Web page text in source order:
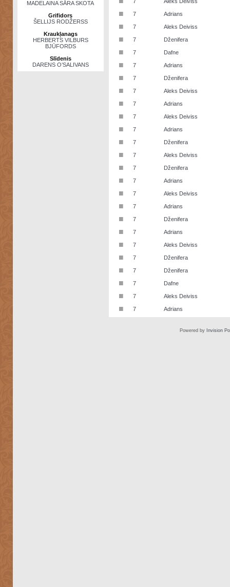
MADELAINA SĀRA SKOTA
Grifidors
ŠELLIJS RODŽERSS
Kraukļanags
HERBERTS VILBURS
BJŪFORDS
Slīdenis
DARENS O’SALIVANS
■ 7 Adrians
■ 7 Aleks Deiviss
■ 7 Dženifera
■ 7 Dafne
■ 7 Adrians
■ 7 Dženifera
■ 7 Aleks Deiviss
■ 7 Adrians
■ 7 Aleks Deiviss
■ 7 Adrians
■ 7 Dženifera
■ 7 Aleks Deiviss
■ 7 Dženifera
■ 7 Adrians
■ 7 Aleks Deiviss
■ 7 Adrians
■ 7 Dženifera
■ 7 Adrians
■ 7 Aleks Deiviss
■ 7 Dženifera
■ 7 Dženifera
■ 7 Dafne
■ 7 Aleks Deiviss
■ 7 Adrians
Powered by Invision